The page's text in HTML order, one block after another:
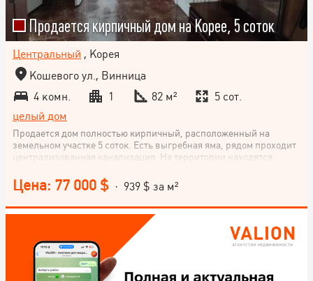
Продается кирпичный дом на Корее, 5 соток
Центральный , Корея
Кошевого ул., Винница
4 комн.
1 82 м²
5 сот.
целый дом
Продается дом полностью кирпичный, расположенный на
земельном участке 5 соток. Есть выгребная яма, рядом проходит
централизованная канализация. На территории находятся
смотровой ямой. Прекрасный вариант для комфортного
проживания. Звоните и договаривайтесь о просмотре!
Цена: 77 000 $ · 939 $ за м²